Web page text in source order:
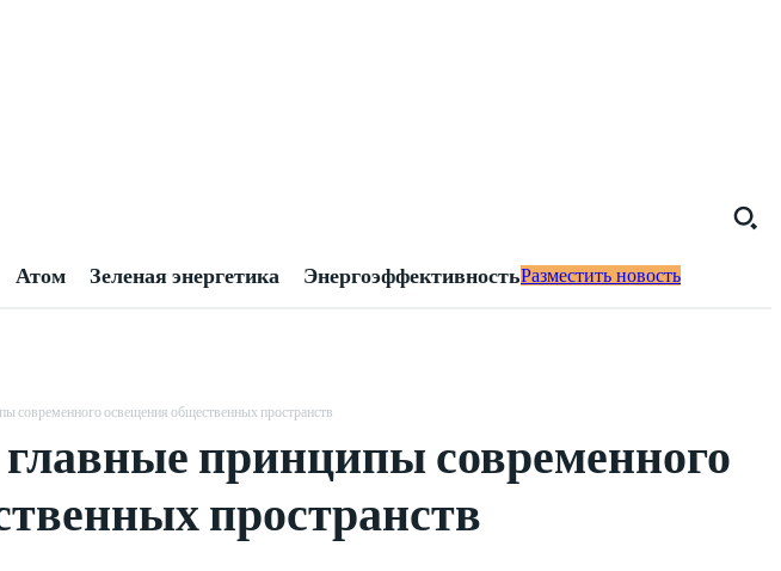
Атом Зеленая энергетика ЭнергоэффективностьРазместить новость
современного освещения общественных пространств
принципы современного
пространств